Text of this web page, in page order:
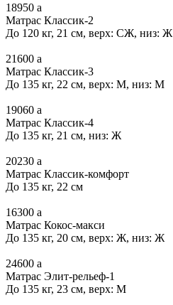
18950 a
Матрас Классик-2
До 120 кг, 21 см, верх: СЖ, низ: Ж
21600 a
Матрас Классик-3
До 135 кг, 22 см, верх: М, низ: М
19060 a
Матрас Классик-4
До 135 кг, 21 см, низ: Ж
20230 a
Матрас Классик-комфорт
До 135 кг, 22 см
16300 a
Матрас Кокос-макси
До 135 кг, 20 см, верх: Ж, низ: Ж
24600 a
Матрас Элит-рельеф-1
До 135 кг, 23 см, верх: М